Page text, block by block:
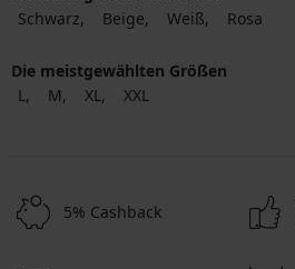
Schwarz
Beige Weiß Rosa
Die meistgewählten Größen
L
M XL XXL
5% Cashback